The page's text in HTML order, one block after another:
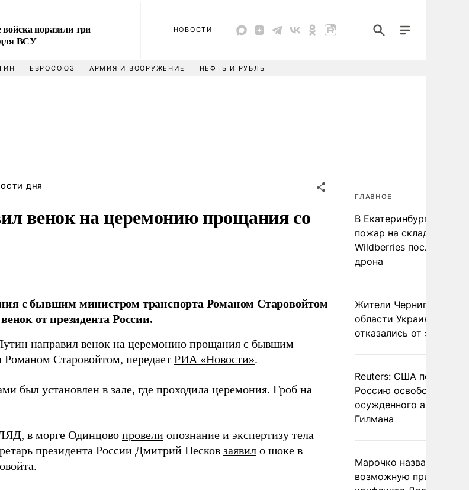
поразили три
для ВСУ
НОВОСТИ
ЕВРОСОЮЗ АРМИЯ И ВООРУЖЕНИЕ НЕФТЬ И РУБЛЬ
ДНЯ
венок на церемонию прощания со
с бывшим министром транспорта Романом Старовойтом
от президента России.
направил венок на церемонию прощания с бывшим
Старовойтом, передает РИА «Новости».
был установлен в зале, где проходила церемония. Гроб на
в морге Одинцово провели опознание и экспертизу тела
президента России Дмитрий Песков заявил о шоке в
ГЛАВНОЕ
В Екатеринбурге
пожар на складе
Wildberries после атаки
дрона
Жители Черниговской
области Украины
отказались от
Reuters: США
Россию освободить
осужденного
Гилмана
Марочко назвал
возможную причину